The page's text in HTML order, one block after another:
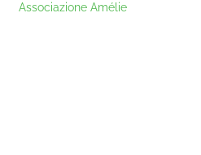
Associazione Amélie